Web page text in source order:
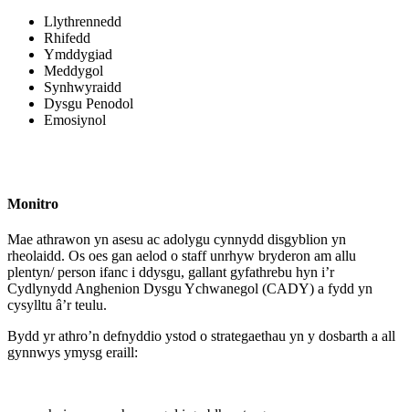
Llythrennedd
Rhifedd
Ymddygiad
Meddygol
Synhwyraidd
Dysgu Penodol
Emosiynol
Monitro
Mae athrawon yn asesu ac adolygu cynnydd disgyblion yn
rheolaidd. Os oes gan aelod o staff unrhyw bryderon am allu
plentyn/ person ifanc i ddysgu, gallant gyfathrebu hyn i’r
Cydlynydd Anghenion Dysgu Ychwanegol (CADY) a fydd yn
cysylltu â’r teulu.
Bydd yr athro’n defnyddio ystod o strategaethau yn y dosbarth a all
gynnwys ymysg eraill: